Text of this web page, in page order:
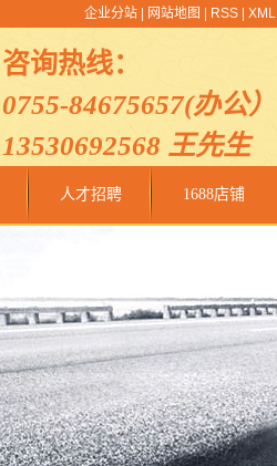
企业分站 网站地图 RSS XML
咨询热线：
0755-84675657(办公）
13530692568 王先生
人才招聘 1688店铺